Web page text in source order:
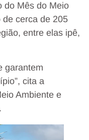
do Mês do Meio
cerca de 205
entre elas ipê,
garantem
cita a
Ambiente e